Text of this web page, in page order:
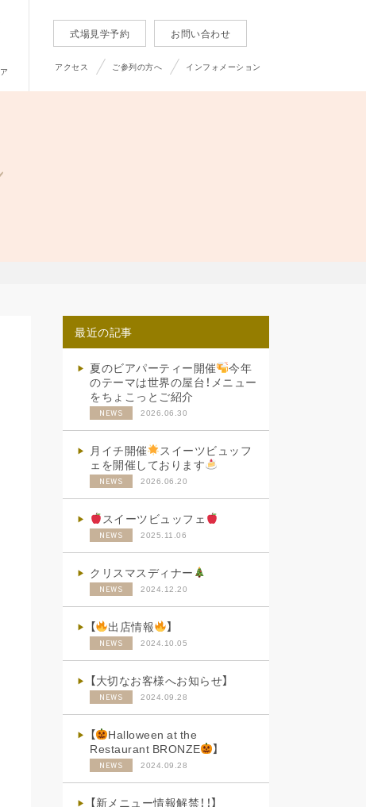
式場見学予約 お問い合わせ
アクセス ご参列の方へ インフォメーション
最近の記事
夏のビアパーティー開催
今年
のテーマは世界の屋台！メニュー
をちょこっとご紹介
NEWS 2026.06.30
月イチ開催
スイーツビュッフ
ェを開催しております
NEWS 2026.06.20
スイーツビュッフェ
NEWS 2025.11.06
クリスマスディナー
NEWS 2024.12.20
【 出店情報 】
NEWS 2024.10.05
【大切なお客様へお知らせ】
NEWS 2024.09.28
【
Halloween at the
Restaurant BRONZE
】
NEWS 2024.09.28
【新メニュー情報解禁！！】